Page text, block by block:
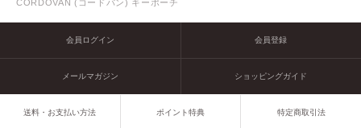
CORDOVAN (コードバン) キーポーチ
会員ログイン 会員登録
メールマガジン ショッピングガイド
送料・お支払い方法 ポイント特典 特定商取引法